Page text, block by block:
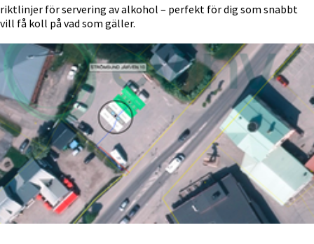
riktlinjer för servering av alkohol – perfekt för dig som snabbt
vill få koll på vad som gäller.